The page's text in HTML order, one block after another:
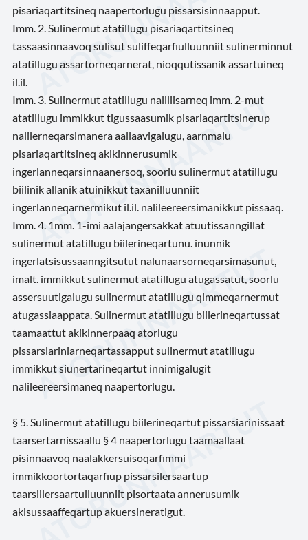
pisariaqartitsineq naapertorlugu pissarsisinnaapput.
Imm. 2. Sulinermut atatillugu pisariaqartitsineq
tassaasinnaavoq sulisut suliffeqarfiulluunniit sulinerminnut
atatillugu assartorneqarnerat, nioqqutissanik assartuineq
il.il.
Imm. 3. Sulinermut atatillugu naliliisarneq imm. 2-mut
atatillugu immikkut tigussaasumik pisariaqartitsinerup
nalilerneqarsimanera aallaavigalugu, aarnmalu
pisariaqartitsineq akikinnerusumik
ingerlanneqarsinnaanersoq, soorlu sulinermut atatillugu
biilinik allanik atuinikkut taxanilluunniit
ingerlanneqarnermikut il.il. nalileereersimanikkut pissaaq.
Imm. 4. 1mm. 1-imi aalajangersakkat atuutissanngillat
sulinermut atatillugu biilerineqartunu. inunnik
ingerlatsisussaanngitsutut nalunaarsorneqarsimasunut,
imalt. immikkut sulinermut atatillugu atugassatut, soorlu
assersuutigalugu sulinermut atatillugu qimmeqarnermut
atugassiaappata. Sulinermut atatillugu biilerineqartussat
taamaattut akikinnerpaaq atorlugu
pissarsiariniarneqartassapput sulinermut atatillugu
immikkut siunertarineqartut innimigalugit
nalileereersimaneq naapertorlugu.
§ 5. Sulinermut atatillugu biilerineqartut pissarsiarinissaat
taarsertarnissaallu § 4 naapertorlugu taamaallaat
pisinnaavoq naalakkersuisoqarfimmi
immikkoortortaqarfiup pissarsilersaartup
taarsiilersaartulluunniit pisortaata annerusumik
akisussaaffeqartup akuersineratigut.